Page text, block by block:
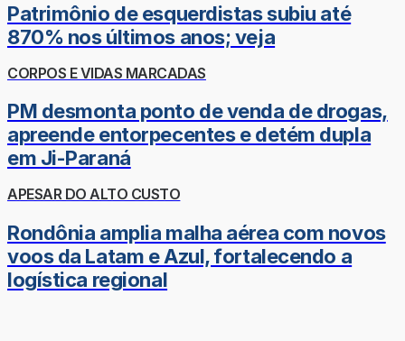
Patrimônio de esquerdistas subiu até
870% nos últimos anos; veja
CORPOS E VIDAS MARCADAS
PM desmonta ponto de venda de drogas,
apreende entorpecentes e detém dupla
em Ji-Paraná
APESAR DO ALTO CUSTO
Rondônia amplia malha aérea com novos
voos da Latam e Azul, fortalecendo a
logística regional